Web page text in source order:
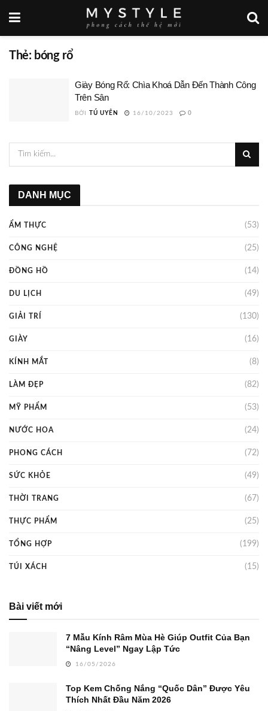
Thẻ: bóng rổ
Giày Bóng Rổ: Chìa Khoá Dẫn Đến Thành Công
Trên Sân
BỞI TÚ UYÊN 16/10/2023 0
DANH MỤC
ẨM THỰC (53)
CÔNG NGHỆ (25)
ĐỒNG HỒ (14)
DU LỊCH (49)
GIẢI TRÍ (130)
GIÀY (16)
KÍNH MẮT (8)
LÀM ĐẸP (82)
MỸ PHẨM (53)
NƯỚC HOA (24)
PHONG CÁCH (72)
SỨC KHỎE (49)
THỜI TRANG (67)
THỰC PHẨM (25)
TỔNG HỢP (199)
TÚI XÁCH (15)
Bài viết mới
7 Mẫu Kính Râm Mùa Hè Giúp Outfit Của Bạn
“Nâng Level” Ngay Lập Tức
16/05/2026
Top Kem Chống Nắng “Quốc Dân” Được Yêu
Thích Nhất Đầu Năm 2026